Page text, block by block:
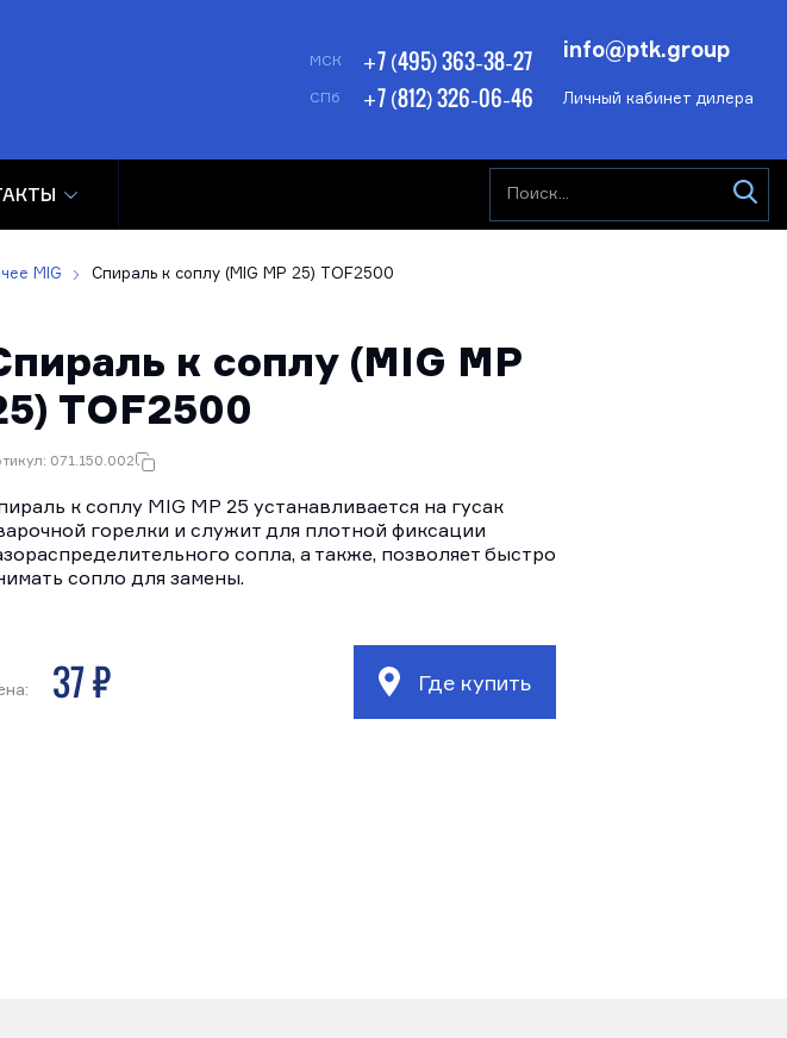
МСК +7 (495) 363-38-27
СПб +7 (812) 326-06-46 Личный кабинет дилера
info@ptk.group
MIG Спираль к соплу (MIG MP 25) TOF2500
к соплу (MIG MP
TOF2500
071.150.002
к соплу MIG MP 25 устанавливается на гусак
горелки и служит для плотной фиксации
сопла, а также, позволяет быстро
сопло для замены.
37 р Где купить